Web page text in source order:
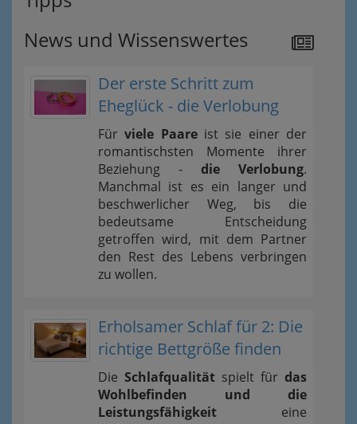
News und Wissenswertes
Der erste Schritt zum
Eheglück - die Verlobung
Fürviele Paareist sie einer der
romantischsten Momente ihrer
Beziehung - die Verlobung.
Manchmal ist es ein langer und
beschwerlicher Weg, bis die
bedeutsame Entscheidung
getroffen wird, mit dem Partner
den Rest des Lebens verbringen
zu wollen.
Erholsamer Schlaf für 2: Die
richtige Bettgröße finden
Die Schlafqualität spielt für das
Wohlbefinden und die
Leistungsfähigkeit eine